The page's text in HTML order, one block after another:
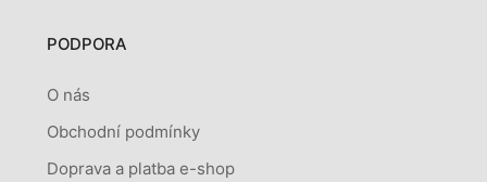
PODPORA
O nás
Obchodní podmínky
Doprava a platba e-shop